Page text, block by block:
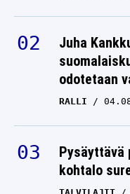
Juha
odotetaan
RALLI
Pysäyttävä
kohtalo
TALVILAJIT